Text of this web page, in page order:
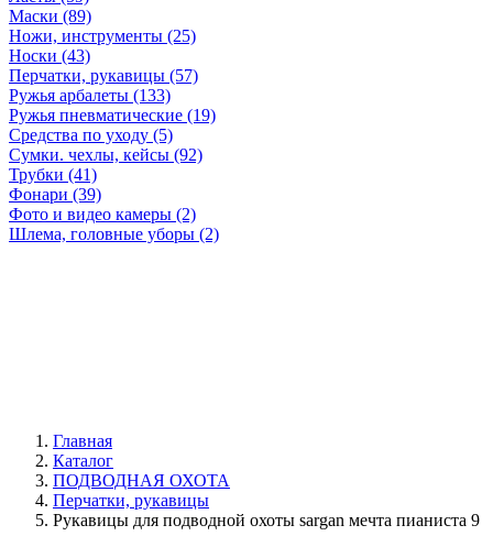
Маски (89)
Ножи, инструменты (25)
Носки (43)
Перчатки, рукавицы (57)
Ружья арбалеты (133)
Ружья пневматические (19)
Средства по уходу (5)
Сумки. чехлы, кейсы (92)
Трубки (41)
Фонари (39)
Фото и видео камеры (2)
Шлема, головные уборы (2)
Главная
Каталог
ПОДВОДНАЯ ОХОТА
Перчатки, рукавицы
Рукавицы для подводной охоты sargan мечта пианиста 9